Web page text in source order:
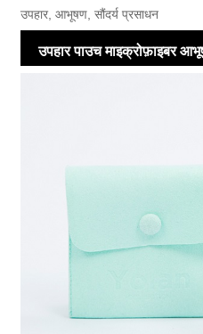
उपहार, आभूषण, सौंदर्य प्रसाधन
उपहार पाउच माइक्रोफ़ाइबर